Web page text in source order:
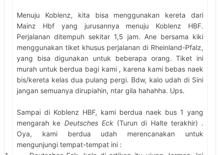
Menuju Koblenz, kita bisa menggunakan kereta dari
Mainz Hbf yang jurusannya menuju Koblenz HBF.
Perjalanan ditempuh sekitar 1,5 jam. Ane bersama kiki
menggunakan tiket khusus perjalanan di Rheinland-Pfalz,
yang bisa digunakan untuk beberapa orang. Tiket ini
murah untuk berdua bagi kami , karena kami bebas naek
bis/kereta kelas dua pulang pergi. Bdw, kalo udah di Sini
jangan semuanya dirupiahin, ntar gila hahahha. Ups.
Sampai di Koblenz HBF, kami berdua naek bus 1 yang
mengarah ke Deutsches Eck (Turun di Halte terakhir) .
Oya, kami berdua udah merencanakan untuk
mengunjungi tempat-tempat ini :